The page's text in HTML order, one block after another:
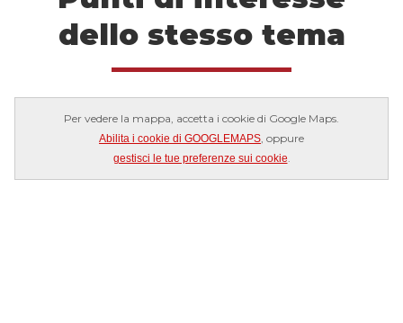
dello stesso tema
Per vedere la mappa, accetta i cookie di Google Maps.
Abilita i cookie di GOOGLEMAPS , oppure
gestisci le tue preferenze sui cookie